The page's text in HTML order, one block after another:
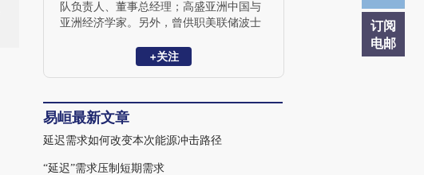
订阅
电邮
队负责人、董事总经理；高盛亚洲中国与
亚洲经济学家。另外，曾供职美联储波士
+关注
易峘最新文章
延迟需求如何改变本次能源冲击路径
“延迟”需求压制短期需求